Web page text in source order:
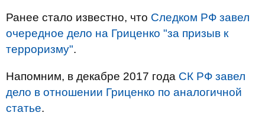
Ранее стало известно, что Следком РФ завел
очередное дело на Гриценко "за призыв к
терроризму".
Напомним, в декабре 2017 года СК РФ завел
дело в отношении Гриценко по аналогичной
статье.